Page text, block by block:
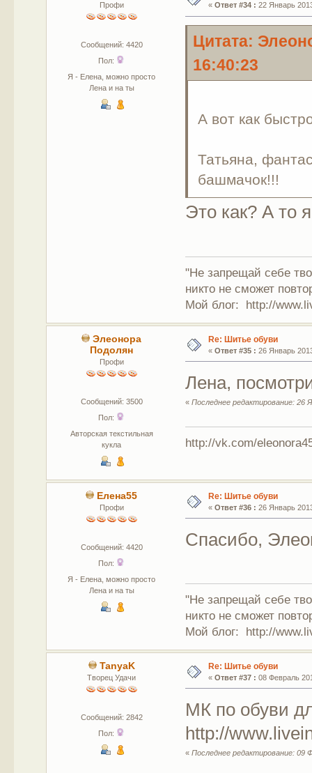
Профи
Сообщений: 4420
Пол:
Я - Елена, можно просто
Лена и на ты
« Ответ #34 : 22 Январь
Цитата:
16:40:23
А вот как
Татьяна,
башмачок!!!
Это как? А то
"Не запрещай себе
никто не сможет
Мой блог: http://
Элеонора
Подолян
Профи
Сообщений: 3500
Пол:
Авторская текстильная
кукла
Re: Шитье обуви
« Ответ #35 : 26 Январь
Лена,
«Последнее редактирование: 26
http://vk.com/
Елена55
Профи
Сообщений: 4420
Пол:
Я - Елена, можно просто
Лена и на ты
Re: Шитье обуви
« Ответ #36 : 26 Январь
Спасибо,
"Не запрещай себе
никто не сможет
Мой блог: http://
TanyaK
Творец Удачи
Сообщений: 2842
Пол:
Re: Шитье обуви
« Ответ #37 : 08 Февраль
МК по обуви
http://
«Последнее редактирование: 09